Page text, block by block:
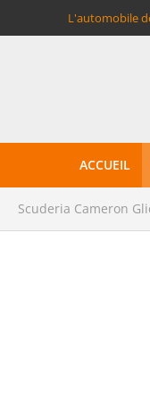
L'automobile
ACCUEIL
Scuderia Cameron